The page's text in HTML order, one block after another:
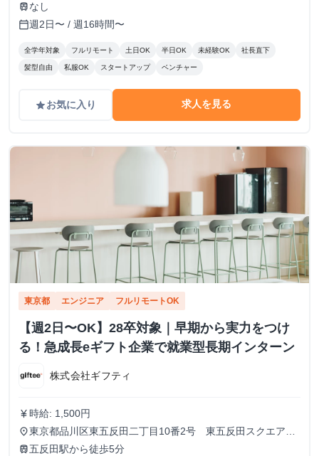
train なし
calendar_today週2日〜 / 週16時間〜
全学年対象 フルリモート 土日OK 半日OK 未経験OK 社長直下
髪型自由 私服OK スタートアップ ベンチャー
gradeお気に入り 求人を見る
東京都 エンジニア フルリモートOK
【週2日〜OK】28卒対象｜早期から実力をつけ
る！急成長eギフト企業で就業型長期インターン
株式会社ギフティ
currency_yen 時給: 1,500円
place東京都品川区東五反田二丁目10番2号 東五反田スクエア
12F
train 五反田駅から徒歩5分